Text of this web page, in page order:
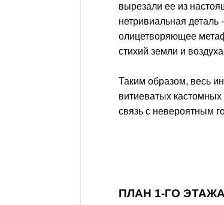
вырезали ее из
нетривиальная
олицетворяющее
стихий земли и
Таким образом, весь
витиеватых
связь с невероятным
ПЛАН 1-ГО ЭТАЖА